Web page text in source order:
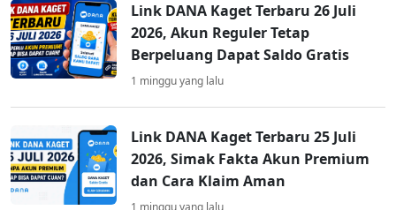
Link DANA Kaget Terbaru 26 Juli
2026, Akun Reguler Tetap
Berpeluang Dapat Saldo Gratis
1 minggu yang lalu
Link DANA Kaget Terbaru 25 Juli
2026, Simak Fakta Akun Premium
dan Cara Klaim Aman